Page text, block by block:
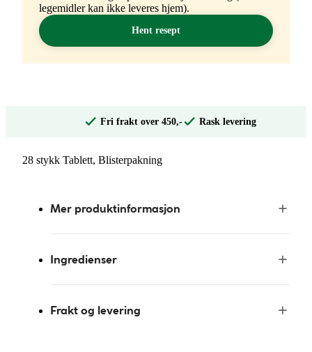
legemidler kan ikke leveres hjem).
Hent resept
Fri frakt over 450,- Rask levering
28 stykk Tablett, Blisterpakning
Mer produktinformasjon
Ingredienser
Frakt og levering